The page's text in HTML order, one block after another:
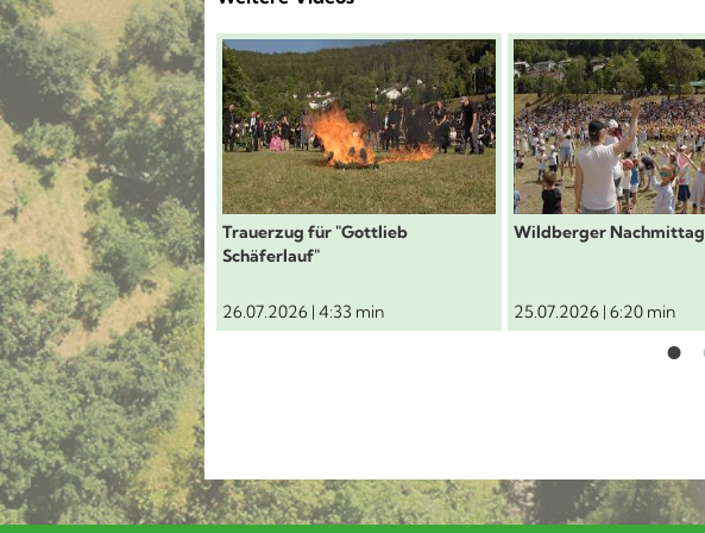
Schäferlauf 2026: Trauerzug für "Gottlieb
Trauerzug für "Gottlieb
Schäferlauf"
26.07.2026 | 4:33 min
Schäferlauf
Wildberger Nachmittag
25.07.2026 | 6:20 min